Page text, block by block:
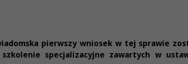
pierwszy wniosek w tej sprawie
specjalizacyjne zawartych w